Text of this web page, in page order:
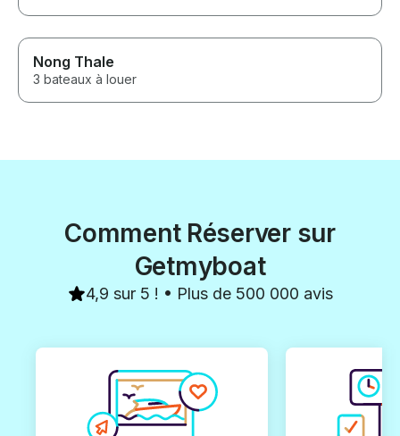
Nong Thale
3 bateaux à louer
Comment Réserver sur
Getmyboat
4,9 sur 5 ! • Plus de 500 000 avis